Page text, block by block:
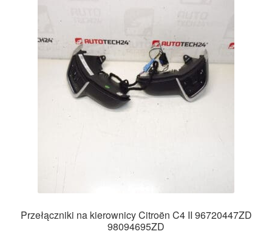
Przełączniki na kierownicy Citroën C4 II 96720447ZD
98094695ZD